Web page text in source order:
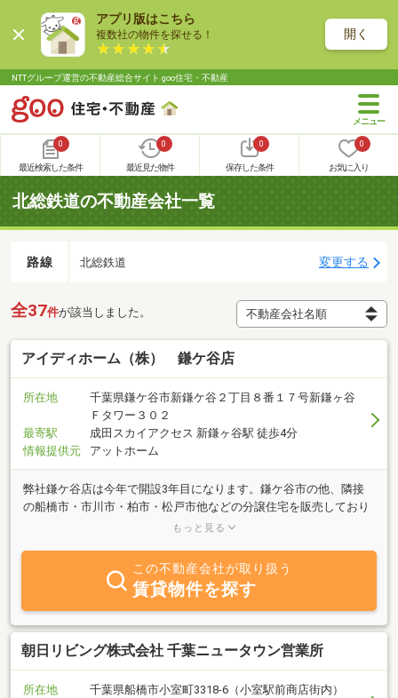
アプリ版はこちら
複数社の物件を探せる！ 開く
NTTグループ運営の不動産総合サイト goo住宅・不動産
0
最近検索した条件
0
最近見た物件
0
保存した条件
0
お気に入り
北総鉄道の不動産会社一覧
路線 北総鉄道 変更する
全37件が該当しました。
アイディホーム（株） 鎌ケ谷店
所在地
千葉県鎌ケ谷市新鎌ケ谷２丁目８番１７号新鎌ヶ谷
Ｆタワー３０２
最寄駅
成田スカイアクセス 新鎌ヶ谷駅 徒歩4分
情報提供元
アットホーム
弊社鎌ケ谷店は今年で開設3年目になります。鎌ケ谷市の他、隣接
の船橋市・市川市・柏市・松戸市他などの分譲住宅を販売しており
ます。長期優良住宅・ZEH水準を上回る断熱等級6・耐震等級最高ラ
もっと見る
この不動産会社が取り扱う
賃貸物件を探す
朝日リビング株式会社 千葉ニュータウン営業所
所在地
千葉県船橋市小室町3318-6（小室駅前商店街内）